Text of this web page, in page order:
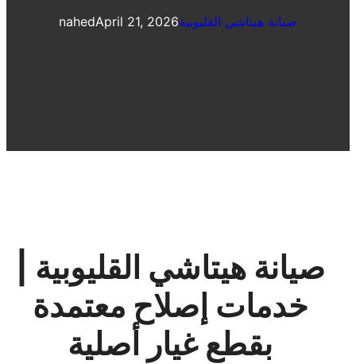
nahedApril 21, 2026صيانة هيتاشي القليوبية
صيانة هيتاشي القليوبية |
خدمات إصلاح معتمدة
بقطع غيار أصلية